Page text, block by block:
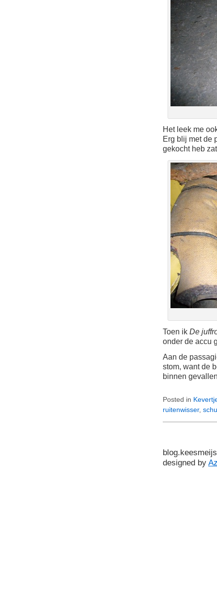
Het leek me
Erg blij met de
gekocht heb
Toen ik De
onder de accu
Aan de
stom, want de
binnen
Posted in
ruitenwisser,
designed by